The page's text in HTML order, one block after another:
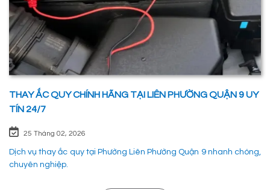
THAY ẮC QUY CHÍNH HÃNG TẠI LIÊN PHƯỜNG QUẬN 9 UY
TÍN 24/7
25 Tháng 02, 2026
Dịch vụ thay ắc quy tại Phường Liên Phường Quận 9 nhanh chóng,
chuyên nghiệp.